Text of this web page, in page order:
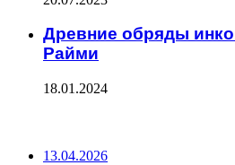
Древние обряды
Райми
18.01.2024
13.04.2026